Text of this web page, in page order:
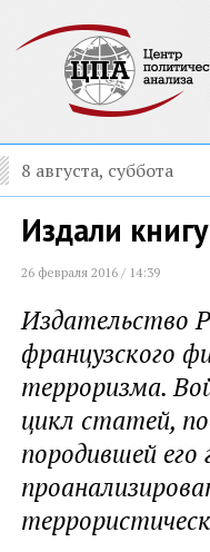
8 августа, суббота
Издали
26 февраля 2016 / 14:39
Издательство
французского
терроризма.
цикл статей,
породившей